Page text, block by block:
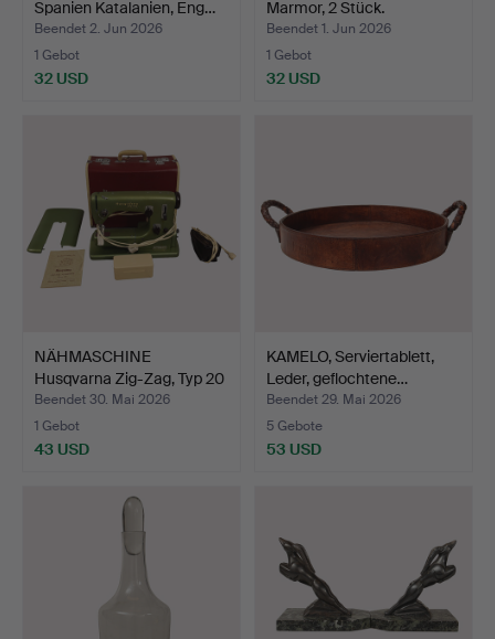
Spanien Katalanien, Eng…
Beendet 2. Jun 2026
1 Gebot
32 USD
Marmor, 2 Stück.
Beendet 1. Jun 2026
1 Gebot
32 USD
NÄHMASCHINE
Husqvarna Zig-Zag, Typ 20
im K…
Beendet 30. Mai 2026
1 Gebot
43 USD
KAMELO, Serviertablett,
Leder, geflochtene…
Beendet 29. Mai 2026
5 Gebote
53 USD